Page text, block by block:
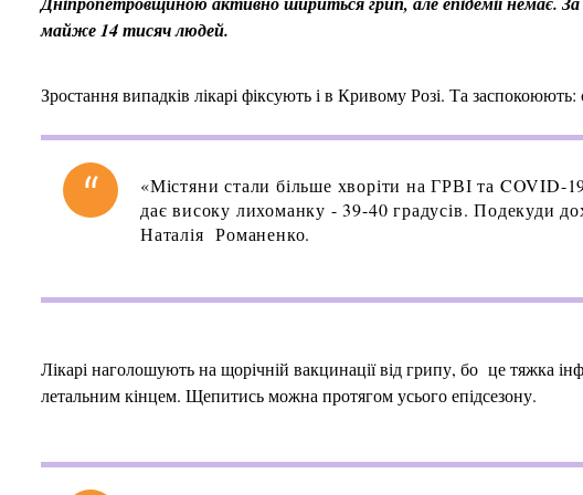
майже 14 тисяч людей.
Зростання випадків лікарі фіксують і в Кривому Розі. Та заспокоюють:
«Містяни стали більше хворіти на ГРВІ та COVID-
дає високу лихоманку - 39-40 градусів. Подекуди
Наталія Романенко.
Лікарі наголошують на щорічній вакцинації від грипу, бо це тяжка
летальним кінцем. Щепитись можна протягом усього епідсезону.